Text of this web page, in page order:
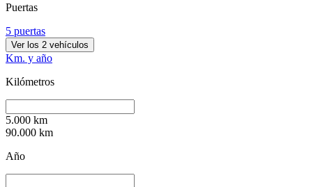
Puertas
5 puertas
Ver los 2 vehículos
Km. y año
Kilómetros
5.000 km
90.000 km
Año